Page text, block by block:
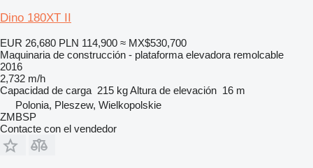
Dino 180XT II
EUR 26,680 PLN 114,900 ≈ MX$530,700
Maquinaria de construcción - plataforma elevadora remolcable
2016
2,732 m/h
Capacidad de carga 215 kgAltura de elevación 16 m
Polonia, Pleszew, Wielkopolskie
ZMBSP
Contacte con el vendedor